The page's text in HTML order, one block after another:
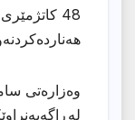
48
وەزارەتی